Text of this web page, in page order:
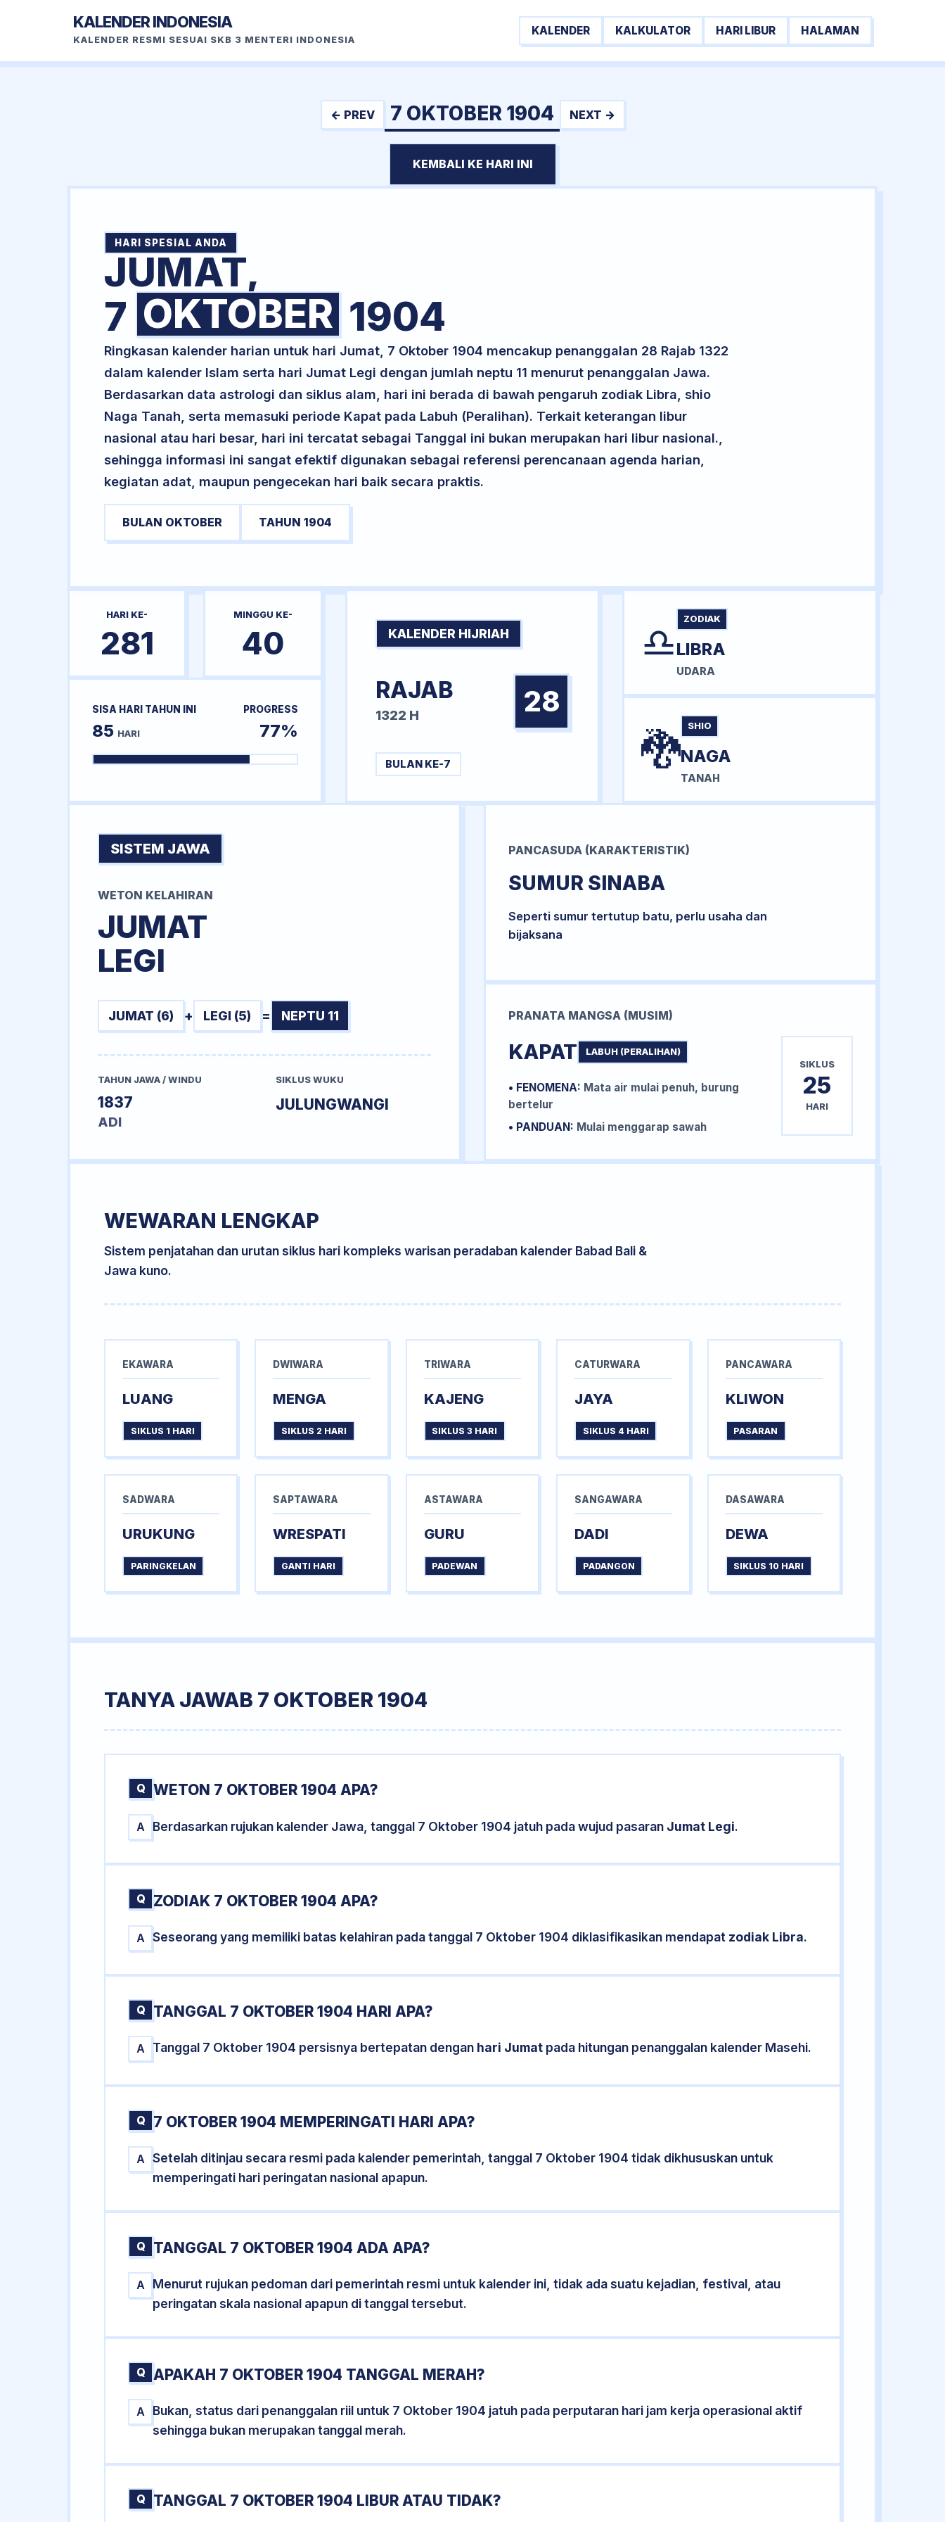
KALENDER INDONESIA
KALENDER RESMI SESUAI SKB 3 MENTERI INDONESIA
KALENDER KALKULATOR HARI LIBUR HALAMAN
← PREV 7 OKTOBER 1904 NEXT →
KEMBALI KE HARI INI
HARI SPESIAL ANDA
JUMAT,
7 OKTOBER 1904
Ringkasan kalender harian untuk hari Jumat, 7 Oktober 1904 mencakup penanggalan 28 Rajab 1322
dalam kalender Islam serta hari Jumat Legi dengan jumlah neptu 11 menurut penanggalan Jawa.
Berdasarkan data astrologi dan siklus alam, hari ini berada di bawah pengaruh zodiak Libra, shio
Naga Tanah, serta memasuki periode Kapat pada Labuh (Peralihan). Terkait keterangan libur
nasional atau hari besar, hari ini tercatat sebagai Tanggal ini bukan merupakan hari libur nasional.,
sehingga informasi ini sangat efektif digunakan sebagai referensi perencanaan agenda harian,
kegiatan adat, maupun pengecekan hari baik secara praktis.
BULAN OKTOBER TAHUN 1904
HARI KE-
281
MINGGU KE-
40
SISA HARI TAHUN INI
85 HARI
PROGRESS
77%
KALENDER HIJRIAH
RAJAB
1322 H 28
BULAN KE-7
♎ ZODIAK
LIBRA
UDARA
🐉 SHIO
NAGA
TANAH
SISTEM JAWA
WETON KELAHIRAN
JUMAT
LEGI
JUMAT (6) + LEGI (5) = NEPTU 11
TAHUN JAWA / WINDU
1837
ADI
SIKLUS WUKU
JULUNGWANGI
PANCASUDA (KARAKTERISTIK)
SUMUR SINABA
Seperti sumur tertutup batu, perlu usaha dan
bijaksana
PRANATA MANGSA (MUSIM)
KAPAT LABUH (PERALIHAN)
• FENOMENA: Mata air mulai penuh, burung
bertelur
• PANDUAN: Mulai menggarap sawah
SIKLUS
25
HARI
WEWARAN LENGKAP
Sistem penjatahan dan urutan siklus hari kompleks warisan peradaban kalender Babad Bali &
Jawa kuno.
EKAWARA
LUANG
SIKLUS 1 HARI
DWIWARA
MENGA
SIKLUS 2 HARI
TRIWARA
KAJENG
SIKLUS 3 HARI
CATURWARA
JAYA
SIKLUS 4 HARI
PANCAWARA
KLIWON
PASARAN
SADWARA
URUKUNG
PARINGKELAN
SAPTAWARA
WRESPATI
GANTI HARI
ASTAWARA
GURU
PADEWAN
SANGAWARA
DADI
PADANGON
DASAWARA
DEWA
SIKLUS 10 HARI
TANYA JAWAB 7 OKTOBER 1904
Q WETON 7 OKTOBER 1904 APA?
A Berdasarkan rujukan kalender Jawa, tanggal 7 Oktober 1904 jatuh pada wujud pasaran Jumat Legi.
Q ZODIAK 7 OKTOBER 1904 APA?
A Seseorang yang memiliki batas kelahiran pada tanggal 7 Oktober 1904 diklasifikasikan mendapat zodiak Libra.
Q TANGGAL 7 OKTOBER 1904 HARI APA?
A Tanggal 7 Oktober 1904 persisnya bertepatan dengan hari Jumat pada hitungan penanggalan kalender Masehi.
Q 7 OKTOBER 1904 MEMPERINGATI HARI APA?
A
Setelah ditinjau secara resmi pada kalender pemerintah, tanggal 7 Oktober 1904 tidak dikhususkan untuk
memperingati hari peringatan nasional apapun.
Q TANGGAL 7 OKTOBER 1904 ADA APA?
A
Menurut rujukan pedoman dari pemerintah resmi untuk kalender ini, tidak ada suatu kejadian, festival, atau
peringatan skala nasional apapun di tanggal tersebut.
Q APAKAH 7 OKTOBER 1904 TANGGAL MERAH?
A
Bukan, status dari penanggalan riil untuk 7 Oktober 1904 jatuh pada perputaran hari jam kerja operasional aktif
sehingga bukan merupakan tanggal merah.
Q TANGGAL 7 OKTOBER 1904 LIBUR ATAU TIDAK?